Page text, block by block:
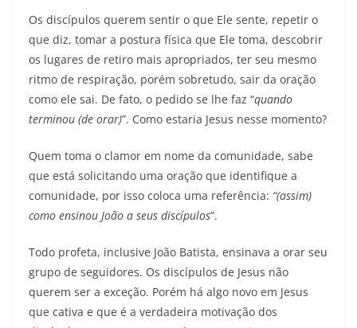
Os discípulos querem sentir o que Ele sente, repetir o
que diz, tomar a postura física que Ele toma, descobrir
os lugares de retiro mais apropriados, ter seu mesmo
ritmo de respiração, porém sobretudo, sair da oração
como ele sai. De fato, o pedido se lhe faz “quando
terminou (de orar)”. Como estaria Jesus nesse momento?
Quem toma o clamor em nome da comunidade, sabe
que está solicitando uma oração que identifique a
comunidade, por isso coloca uma referência: “(assim)
como ensinou João a seus discípulos”.
Todo profeta, inclusive João Batista, ensinava a orar seu
grupo de seguidores. Os discípulos de Jesus não
querem ser a exceção. Porém há algo novo em Jesus
que cativa e que é a verdadeira motivação dos